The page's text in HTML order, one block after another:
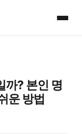
까? 본인 명
운 방법